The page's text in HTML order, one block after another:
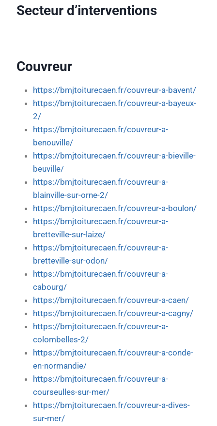
Secteur d’interventions
Couvreur
https://bmjtoiturecaen.fr/couvreur-a-bavent/
https://bmjtoiturecaen.fr/couvreur-a-bayeux-
2/
https://bmjtoiturecaen.fr/couvreur-a-
benouville/
https://bmjtoiturecaen.fr/couvreur-a-bieville-
beuville/
https://bmjtoiturecaen.fr/couvreur-a-
blainville-sur-orne-2/
https://bmjtoiturecaen.fr/couvreur-a-boulon/
https://bmjtoiturecaen.fr/couvreur-a-
bretteville-sur-laize/
https://bmjtoiturecaen.fr/couvreur-a-
bretteville-sur-odon/
https://bmjtoiturecaen.fr/couvreur-a-
cabourg/
https://bmjtoiturecaen.fr/couvreur-a-caen/
https://bmjtoiturecaen.fr/couvreur-a-cagny/
https://bmjtoiturecaen.fr/couvreur-a-
colombelles-2/
https://bmjtoiturecaen.fr/couvreur-a-conde-
en-normandie/
https://bmjtoiturecaen.fr/couvreur-a-
courseulles-sur-mer/
https://bmjtoiturecaen.fr/couvreur-a-dives-
sur-mer/